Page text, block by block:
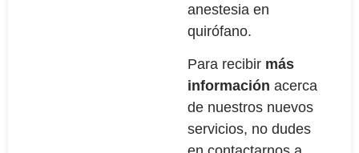
anestesia en
quirófano.
Para recibir más
información acerca
de nuestros nuevos
servicios, no dudes